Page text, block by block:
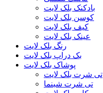
بادکنک بلک لایت
کوسن بلک لایت
کیف بلک لایت
عینک بلک لایت
رنگ بلک لایت
بک دراپ بلک لایت
پوشاک بلک لایت
تی شرت بلک لایت
تی شرت شبنما